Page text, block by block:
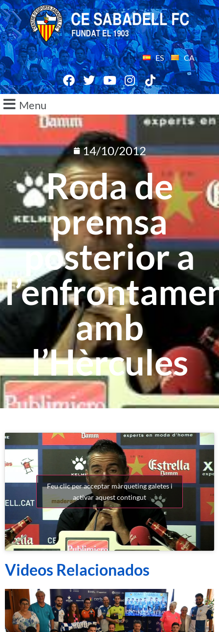
ES CA
Menu
14/10/2012
Roda de
premsa
posterior a
amb
l’Hèrcules
Feu clic per acceptar màrqueting galetes i
activar aquest contingut
Videos Relacionados